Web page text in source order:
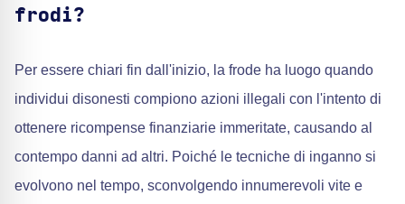
frodi?
Per essere chiari fin dall'inizio, la frode ha luogo quando
individui disonesti compiono azioni illegali con l'intento di
ottenere ricompense finanziarie immeritate, causando al
contempo danni ad altri. Poiché le tecniche di inganno si
evolvono nel tempo, sconvolgendo innumerevoli vite e